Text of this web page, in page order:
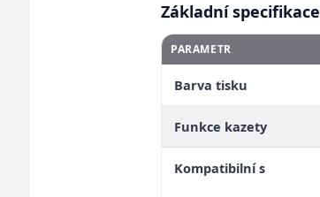
Základní specifikace
PARAMETR
Barva tisku
Funkce kazety
Kompatibilní s